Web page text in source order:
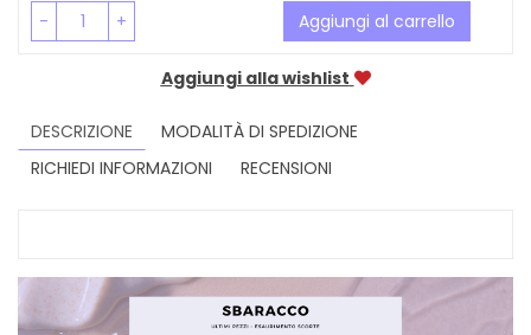
- + Aggiungi al carrello
Aggiungi alla wishlist
DESCRIZIONE
MODALITÀ DI SPEDIZIONE
RICHIEDI INFORMAZIONI
RECENSIONI